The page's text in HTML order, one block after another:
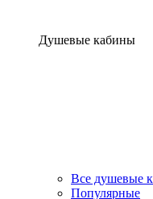
Душевые кабины
Все душевые
Популярные